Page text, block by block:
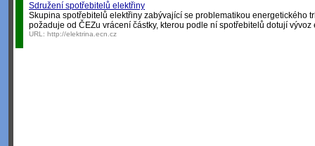
Sdružení spotřebitelů elektřiny
Skupina spotřebitelů elektřiny zabývající se problematikou energetického
požaduje od ČEZu vrácení částky, kterou podle ní spotřebitelů dotují
URL: http://elektrina.ecn.cz